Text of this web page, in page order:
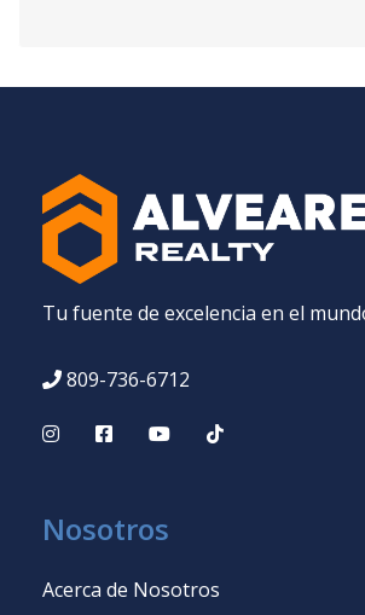
Tu fuente de excelencia en el
809-736-6712
Nosotros
Acerca de Nosotros